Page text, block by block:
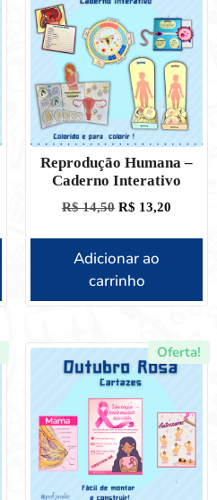
Reprodução Humana –
Caderno Interativo
R$14,50 R$ 13,20
Adicionar ao
carrinho
Oferta!